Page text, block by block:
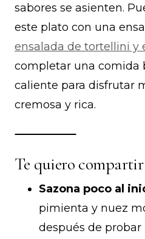
sabores se asienten.
este plato con una
ensalada de tortellini y
completar una comida
caliente para disfrutar
cremosa y rica.
Te quiero compartir
Sazona poco al
pimienta y nuez
después de probar